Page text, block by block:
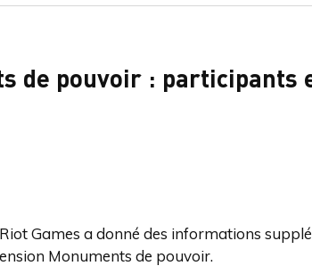
de pouvoir : participants
Games a donné des informations
Monuments de pouvoir.